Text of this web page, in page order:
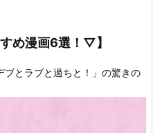
め漫画6選！▽】
とラブと過ちと！」の驚きの